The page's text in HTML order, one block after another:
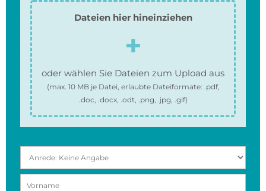
Dateien hier hineinziehen
oder wählen Sie Dateien zum Upload aus
(max. 10 MBje Datei, erlaubte Dateiformate: .pdf,
.doc, .docx, .odt, .png, .jpg, .gif)